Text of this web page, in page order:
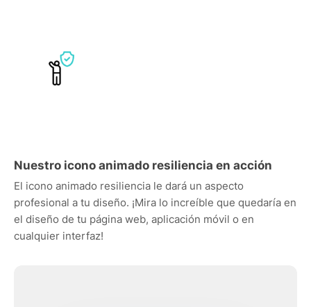
Nuestro icono animado resiliencia en acción
El icono animado resiliencia le dará un aspecto
profesional a tu diseño. ¡Mira lo increíble que quedaría en
el diseño de tu página web, aplicación móvil o en
cualquier interfaz!